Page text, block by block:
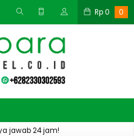
Rp0 0
jawab 24 jam!